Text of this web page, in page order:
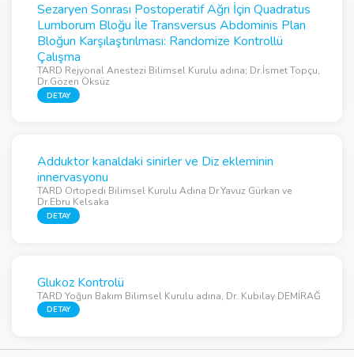
Sezaryen Sonrası Postoperatif Ağrı İçin Quadratus
Lumborum Bloğu İle Transversus Abdominis Plan
Bloğun Karşılaştırılması: Randomize Kontrollü
Çalışma
TARD Rejyonal Anestezi Bilimsel Kurulu adına; Dr.İsmet Topçu,
Dr.Gözen Öksüz
DETAY
Adduktor kanaldaki sinirler ve Diz ekleminin
innervasyonu
TARD Ortopedi Bilimsel Kurulu Adına Dr.Yavuz Gürkan ve
Dr.Ebru Kelsaka
DETAY
Glukoz Kontrolü
TARD Yoğun Bakım Bilimsel Kurulu adına, Dr. Kubilay DEMİRAĞ
DETAY